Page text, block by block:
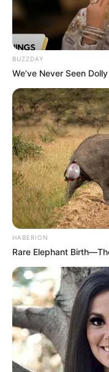
ΤΑΥΤΟΤΗΤΑ ΚΑΙ
BUZZDAY
We’ve Never Seen
HABERION
Rare Elephant